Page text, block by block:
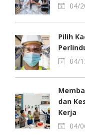
04/
Pilih
04/
dan
Kerja
04/